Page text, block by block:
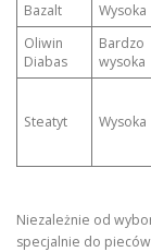
Bazalt Wysoka
Oliwin
Diabas
Bardzo
wysoka
Steatyt Wysoka
Niezależnie od
specjalnie do